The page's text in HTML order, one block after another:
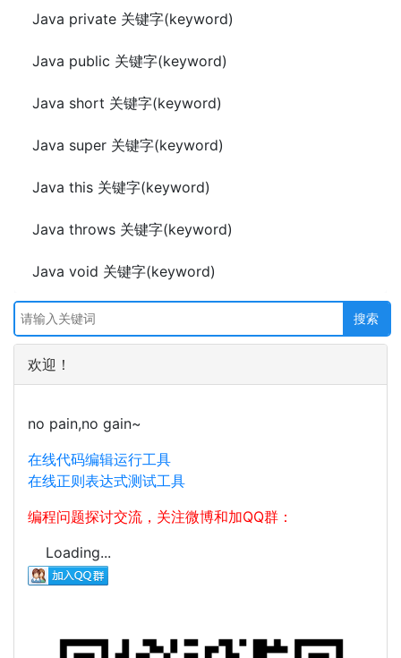
Java private 关键字(keyword)
Java public 关键字(keyword)
Java short 关键字(keyword)
Java super 关键字(keyword)
Java this 关键字(keyword)
Java throws 关键字(keyword)
Java void 关键字(keyword)
欢迎！
no pain,no gain~
在线代码编辑运行工具
在线正则表达式测试工具
编程问题探讨交流，关注微博和加QQ群：
Loading...